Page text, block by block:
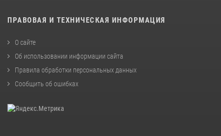
ПРАВОВАЯ И ТЕХНИЧЕСКАЯ ИНФОРМАЦИЯ
О сайте
Об использовании информации сайта
Правила обработки персональных данных
Сообщить об ошибках